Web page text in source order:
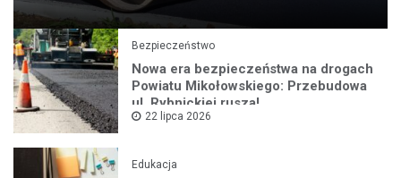
Bezpieczeństwo
Nowa era bezpieczeństwa na drogach
Powiatu Mikołowskiego: Przebudowa
ul. Rybnickiej rusza!
22 lipca 2026
Edukacja